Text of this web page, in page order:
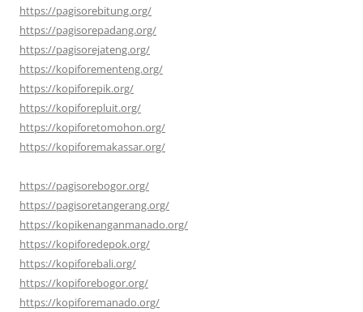
https://pagisorebitung.org/
https://pagisorepadang.org/
https://pagisorejateng.org/
https://kopiforementeng.org/
https://kopiforepik.org/
https://kopiforepluit.org/
https://kopiforetomohon.org/
https://kopiforemakassar.org/
https://pagisorebogor.org/
https://pagisoretangerang.org/
https://kopikenanganmanado.org/
https://kopiforedepok.org/
https://kopiforebali.org/
https://kopiforebogor.org/
https://kopiforemanado.org/